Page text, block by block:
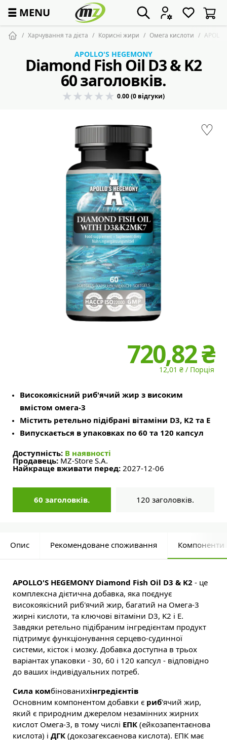
☰ MENU
Харчування та дієта Корисні жири Омега кислоти
♡
APOLLO'S HEGEMONY
Diamond Fish Oil D3 & K2
60 заголовків.
0.00 (0 відгуки)
720,82 ₴
12,01 ₴ / Порція
Високоякісний риб'ячий жир з високим
вмістом омега-3
Містить ретельно підібрані вітаміни D3, K2 та E
Випускається в упаковках по 60 та 120 капсул
Доступність: В наявності
Продавець: MZ-Store S.A.
Найкраще вживати перед: 2027-12-06
60 заголовків. 120 заголовків.
Опис Рекомендоване споживання Компоненти
APOLLO'S HEGEMONY Diamond Fish Oil D3 & K2 - це
комплексна дієтична добавка, яка поєднує
високоякісний риб'ячий жир, багатий на Омега-3
жирні кислоти, та ключові вітаміни D3, K2 і E.
Завдяки ретельно підібраним інгредієнтам продукт
підтримує функціонування серцево-судинної
системи, кісток і мозку. Добавка доступна в трьох
варіантах упаковки - 30, 60 і 120 капсул - відповідно
до ваших індивідуальних потреб.
Сила комбінованихінгредієнтів
Основним компонентом добавки є риб'ячий жир,
який є природним джерелом незамінних жирних
кислот Омега-3, в тому числі ЕПК (ейкозапентаєнова
кислота) і ДГК (докозагексаєнова кислота). ЕПК має